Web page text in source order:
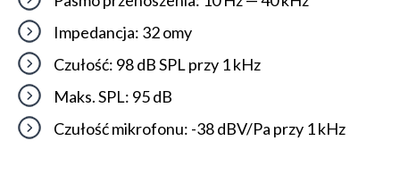
Impedancja: 32 omy
Czułość: 98 dB SPL przy 1 kHz
Maks. SPL: 95 dB
Czułość mikrofonu: -38 dBV/Pa przy 1 kHz